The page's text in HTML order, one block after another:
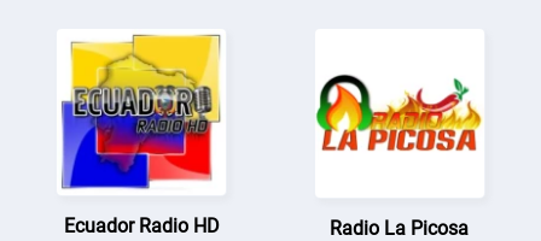
Ecuador Radio HD Radio La Picosa